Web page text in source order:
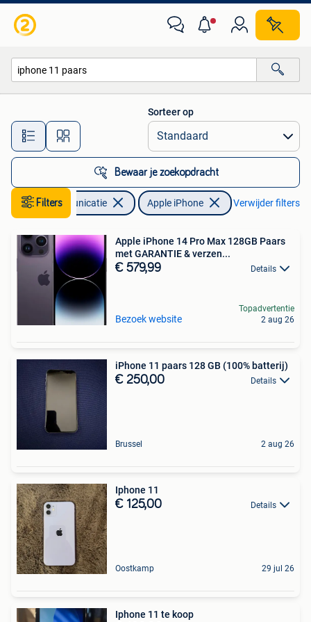
Alle afstanden…
Sorteer op
Bewaar je zoekopdracht
Filters
Telecommunicatie Apple iPhone Verwijder filters
Apple iPhone 14 Pro Max 128GB Paars
met GARANTIE & verzen...
€ 579,99 Details
Bezoek website
Topadvertentie
2 aug 26
iPhone 11 paars 128 GB (100% batterij)
€ 250,00 Details
Brussel 2 aug 26
Iphone 11
€ 125,00 Details
Oostkamp 29 jul 26
Iphone 11 te koop